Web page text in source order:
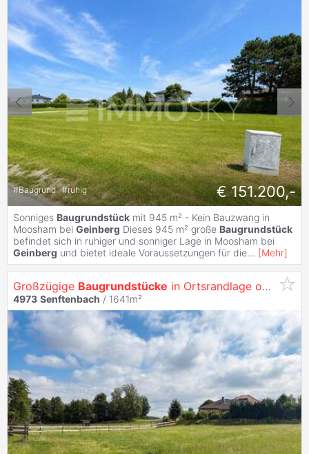
#Baugrund #ruhig € 151.200,-
Sonniges Baugrundstück mit 945 m² - Kein Bauzwang in
Moosham bei Geinberg Dieses 945 m² große Baugrundstück
befindet sich in ruhiger und sonniger Lage in Moosham bei
Geinberg und bietet ideale Voraussetzungen für die... [Mehr]
Großzügige Baugrundstücke in Ortsrandlage ohne Bauverpflichtung
4973 Senftenbach / 1641m²